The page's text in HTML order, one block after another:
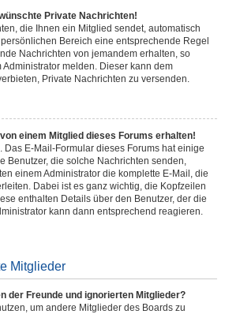
Private Nachrichten!
die Ihnen ein Mitglied sendet, automatisch
Bereich eine entsprechende Regel
Nachrichten von jemandem erhalten, so
melden. Dieser kann dem
Private Nachrichten zu versenden.
einem Mitglied dieses Forums erhalten!
Das E-Mail-Formular dieses Forums hat einige
Benutzer, die solche Nachrichten senden,
einem Administrator die komplette E-Mail, die
Dabei ist es ganz wichtig, die Kopfzeilen
enthalten Details über den Benutzer, der die
kann dann entsprechend reagieren.
Mitglieder
der Freunde und ignorierten Mitglieder?
um andere Mitglieder des Boards zu